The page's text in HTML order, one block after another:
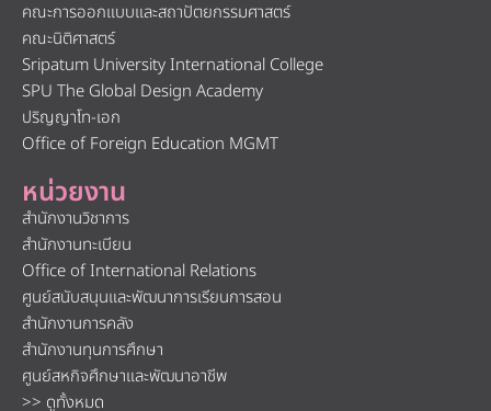
คณะการออกแบบและสถาปัตยกรรมศาสตร์
คณะนิติศาสตร์
Sripatum University International College
SPU The Global Design Academy
ปริญญาโท-เอก
Office of Foreign Education MGMT
หน่วยงาน
สำนักงานวิชาการ
สำนักงานทะเบียน
Office of International Relations
ศูนย์สนับสนุนและพัฒนาการเรียนการสอน
สำนักงานการคลัง
สำนักงานทุนการศึกษา
ศูนย์สหกิจศึกษาและพัฒนาอาชีพ
>> ดูทั้งหมด